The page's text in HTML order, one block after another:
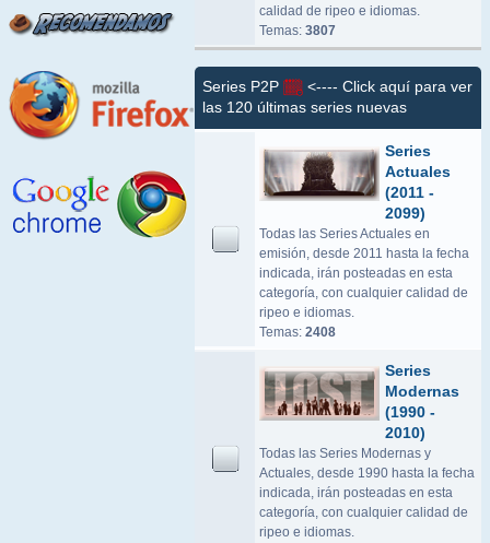
calidad de ripeo e idiomas.
Temas: 3807
Series P2P
<---- Click aquí para ver
las 120 últimas series nuevas
Series
Actuales
(2011 -
2099)
Todas las Series Actuales en
emisión, desde 2011 hasta la fecha
indicada, irán posteadas en esta
categoría, con cualquier calidad de
ripeo e idiomas.
Temas: 2408
Series
Modernas
(1990 -
2010)
Todas las Series Modernas y
Actuales, desde 1990 hasta la fecha
indicada, irán posteadas en esta
categoría, con cualquier calidad de
ripeo e idiomas.